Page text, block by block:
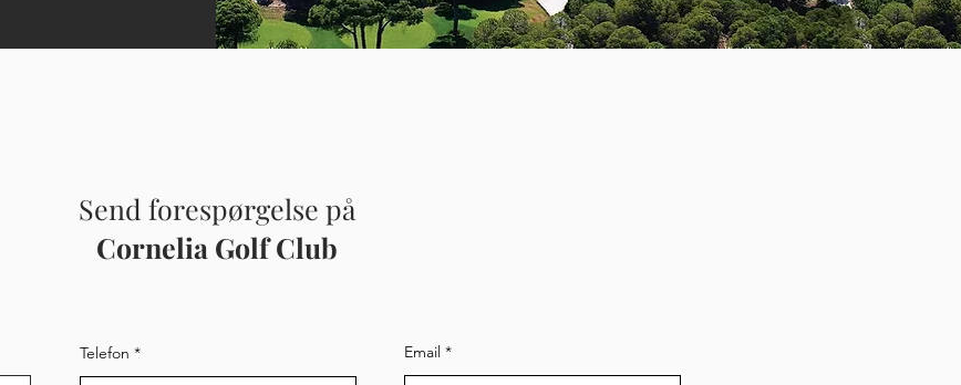
Send forespørgelse på
Cornelia Golf Club
Telefon Email